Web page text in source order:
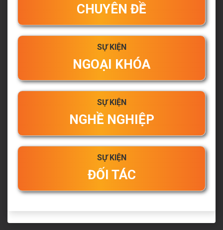
CHUYÊN ĐỀ
SỰ KIỆN
NGOẠI KHÓA
SỰ KIỆN
NGHỀ NGHIỆP
SỰ KIỆN
ĐỐI TÁC